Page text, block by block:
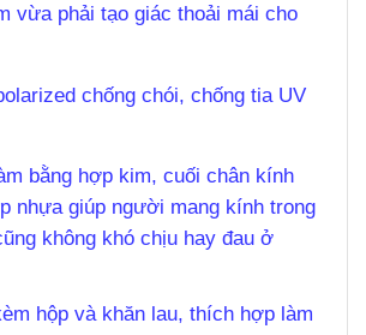
vừa phải tạo giác thoải mái cho
chống chói, chống tia UV
bằng hợp kim, cuối chân kính
nhựa giúp người mang kính trong
không khó chịu hay đau ở
hộp và khăn lau, thích hợp làm